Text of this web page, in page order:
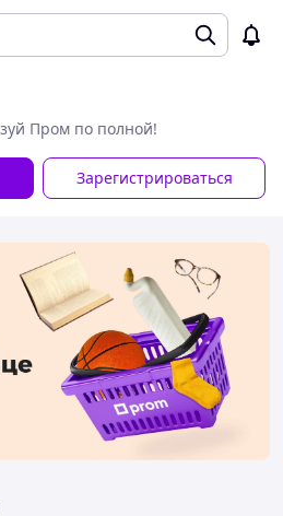
Пром по полной!
Зарегистрироваться